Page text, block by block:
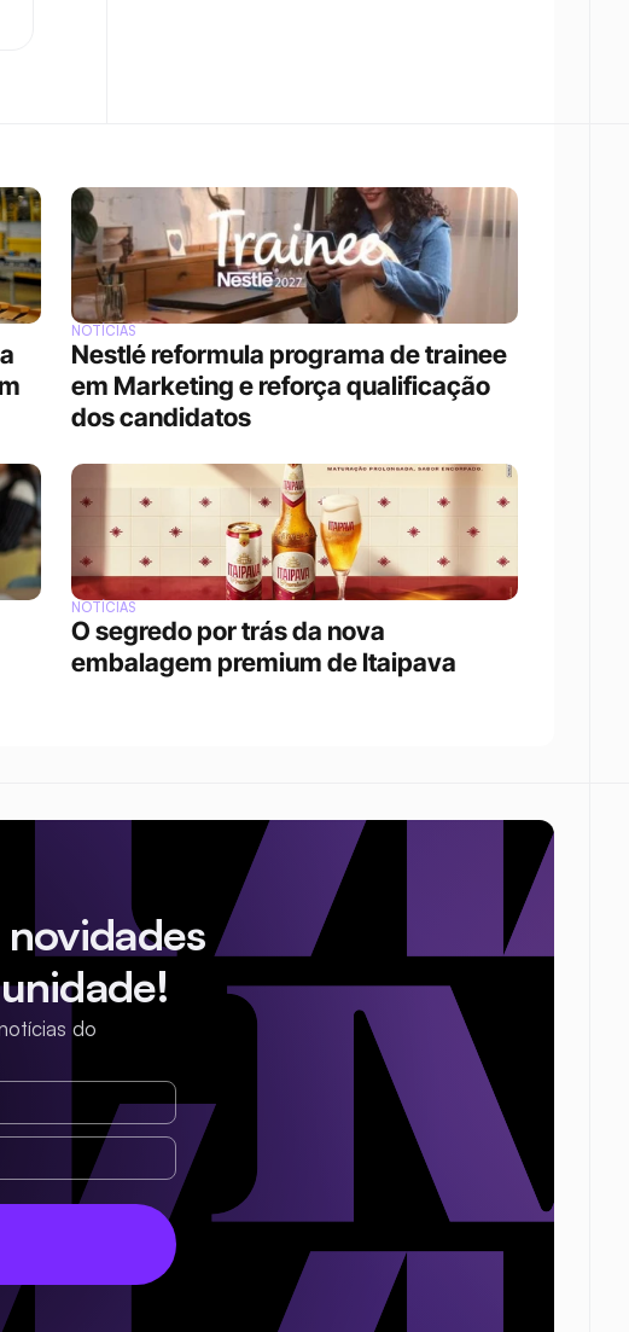
NOTÍCIAS
Nestlé reformula programa de trainee
em Marketing e reforça qualificação
dos candidatos
NOTÍCIAS
O segredo por trás da nova
embalagem premium de Itaipava
do